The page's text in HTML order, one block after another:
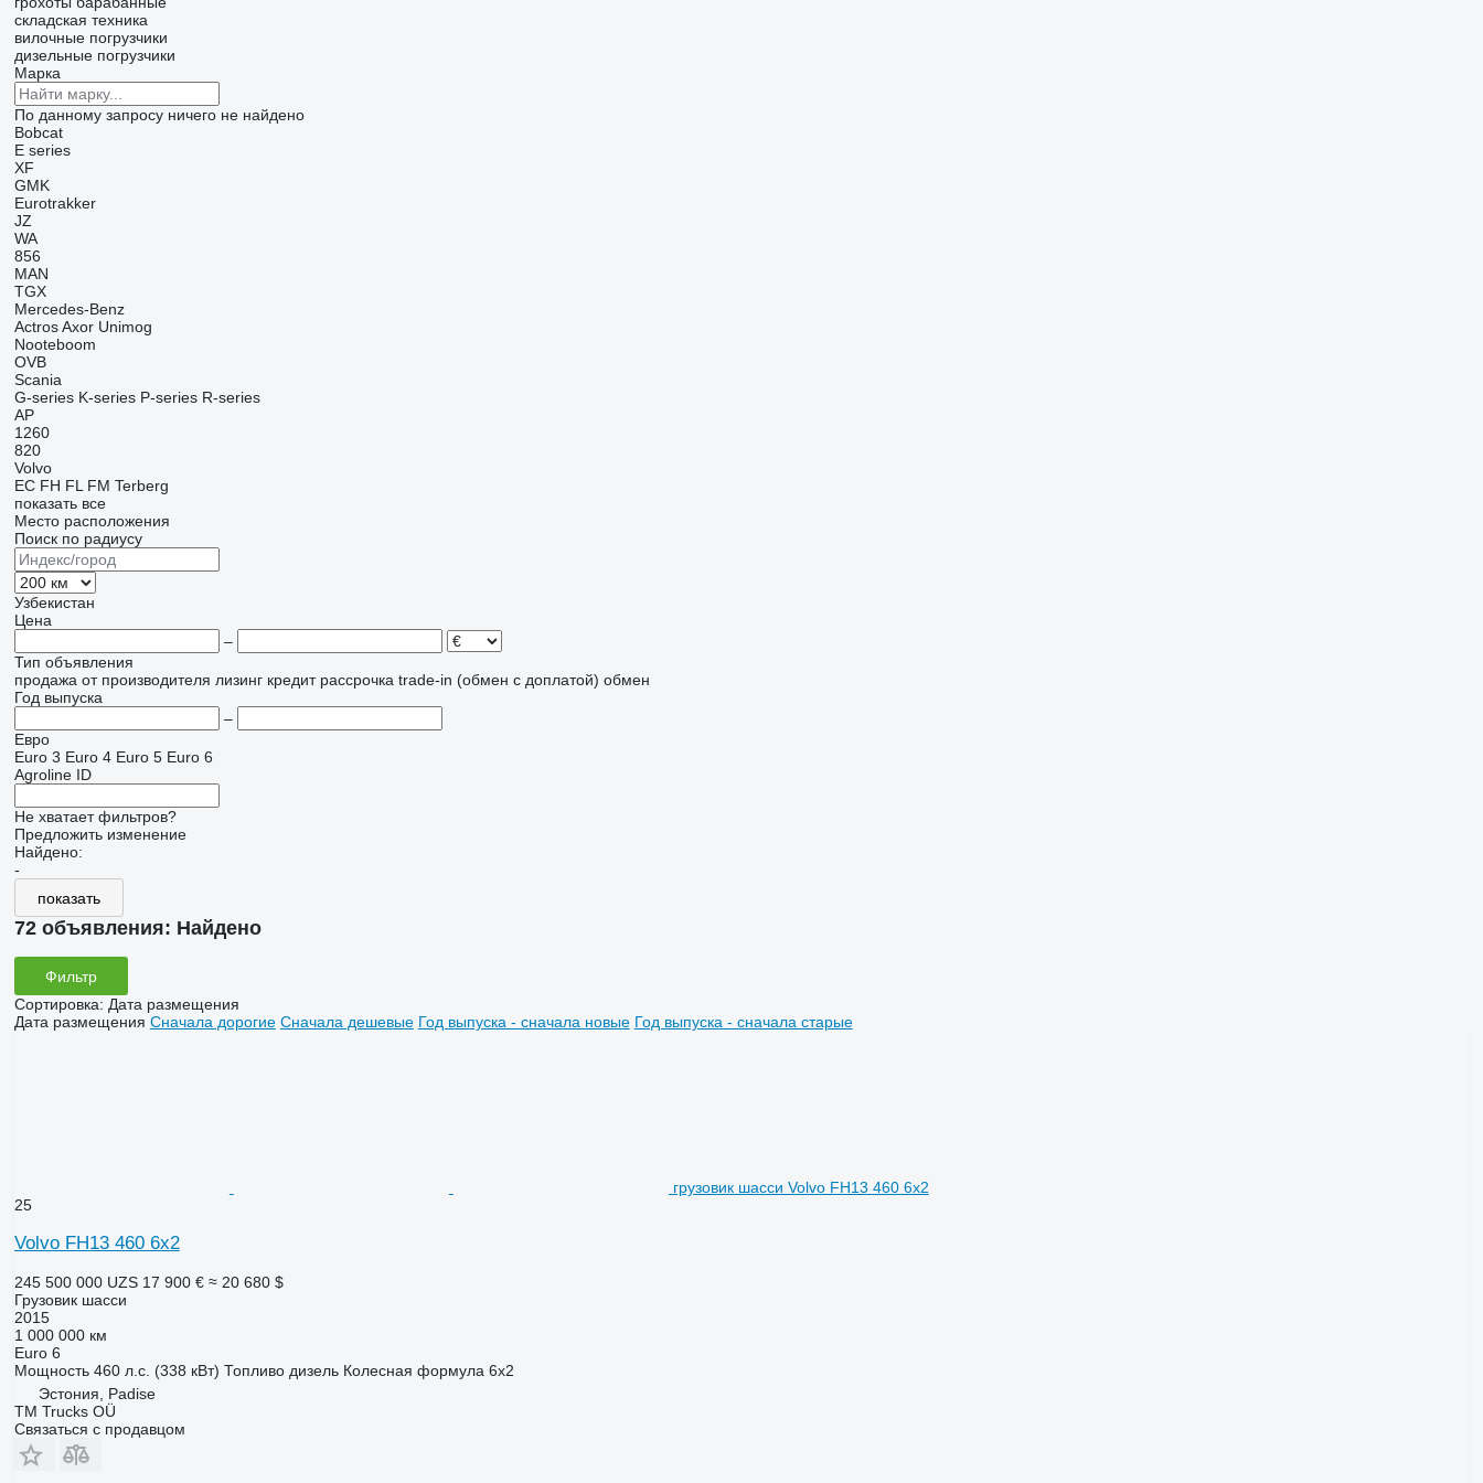
складская техника
вилочные погрузчики
дизельные погрузчики
Марка
По данному запросу ничего не найдено
Bobcat
E series
XF
GMK
Eurotrakker
JZ
WA
856
MAN
TGX
Mercedes-Benz
Actros Axor Unimog
Nooteboom
OVB
Scania
G-series K-series P-series R-series
AP
1260
820
Volvo
EC FH FL FM Terberg
показать все
Место расположения
Поиск по радиусу
Узбекистан
Цена
–
Тип объявления
продажа от производителя лизинг кредит рассрочка trade-in (обмен с доплатой) обмен
Год выпуска
–
Евро
Euro 3 Euro 4 Euro 5 Euro 6
Agroline ID
Не хватает фильтров?
Предложить изменение
Найдено:
-
показать
72 объявления: Найдено
Фильтр
Сортировка: Дата размещения
Дата размещения Сначала дорогие Сначала дешевые Год выпуска - сначала новые Год выпуска - сначала старые
грузовик шасси Volvo FH13 460 6x2
25
Volvo FH13 460 6x2
245 500 000 UZS 17 900 € ≈ 20 680 $
Грузовик шасси
2015
1 000 000 км
Euro 6
Мощность 460 л.с. (338 кВт) Топливо дизель Колесная формула 6x2
Эстония, Padise
TM Trucks OÜ
Связаться с продавцом